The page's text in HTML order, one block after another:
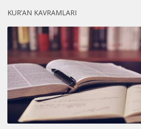
KUR’AN KAVRAMLARI